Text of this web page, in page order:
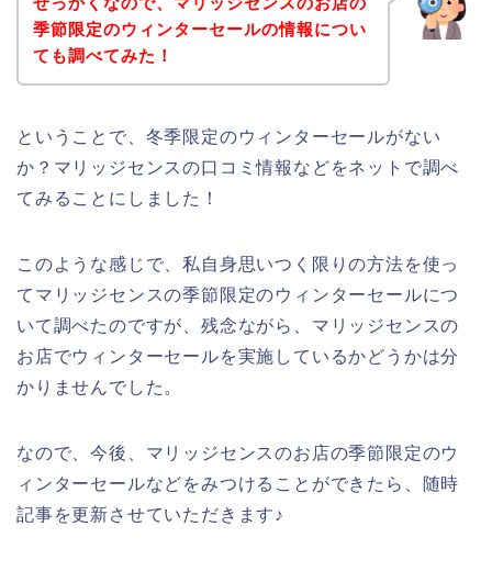
季節限定のウィンターセールの情報につい
ても調べてみた！
ということで、冬季限定のウィンターセールがない
か？マリッジセンスの口コミ情報などをネットで調べ
てみることにしました！
このような感じで、私自身思いつく限りの方法を使っ
てマリッジセンスの季節限定のウィンターセールにつ
いて調べたのですが、残念ながら、マリッジセンスの
お店でウィンターセールを実施しているかどうかは分
かりませんでした。
なので、今後、マリッジセンスのお店の季節限定のウ
ィンターセールなどをみつけることができたら、随時
記事を更新させていただきます♪